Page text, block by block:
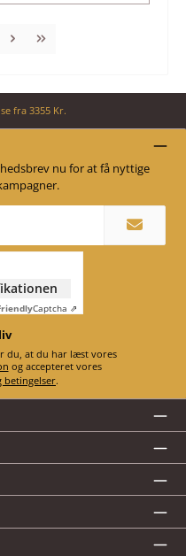
fra 3355 Kr.
nu for at få nyttige
Captcha ⇗
Ved at vælge Fortsæt bekræfter du, at du har læst vores
og accepteret vores
betingelser.